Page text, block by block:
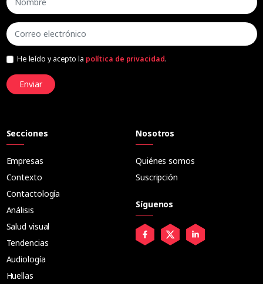
He leído y acepto la política de privacidad.
Enviar
Secciones
Empresas
Contexto
Contactología
Análisis
Salud visual
Tendencias
Audiología
Huellas
Nosotros
Quiénes somos
Suscripción
Síguenos